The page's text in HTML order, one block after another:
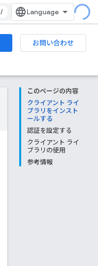
/
お問い合わせ
このページの内容
クライアント ライ
ブラリをインスト
ールする
認証を設定する
クライアント ライ
ブラリの使用
参考情報